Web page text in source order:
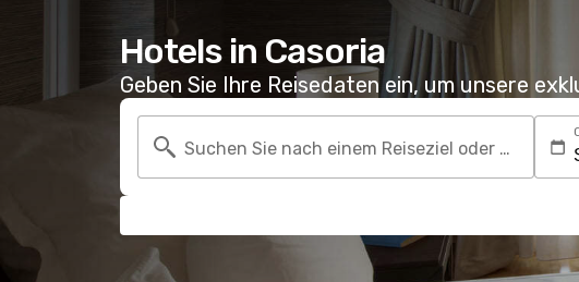
Hotels in Casoria
Geben Sie Ihre Reisedaten ein, um unsere
Suchen Sie nach einem Reiseziel oder Hotel